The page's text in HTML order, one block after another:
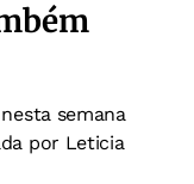
semana
por Leticia